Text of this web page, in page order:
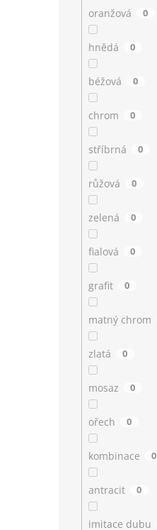
oranžová 0
hnědá 0
béžová 0
chrom 0
stříbrná 0
růžová 0
zelená 0
fialová 0
grafit 0
matný chrom
zlatá 0
mosaz 0
ořech 0
kombinace 0
antracit 0
imitace dubu